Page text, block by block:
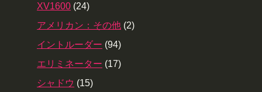
XV1600 (24)
アメリカン：その他 (2)
イントルーダー (94)
エリミネーター (17)
シャドウ (15)